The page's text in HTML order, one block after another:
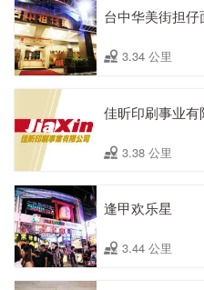
台中华美街担仔
3.34 公里
佳昕印刷事业有
3.38 公里
逢甲欢乐星
3.44 公里